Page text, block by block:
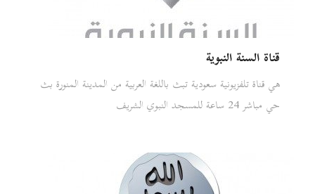
قناة السنة النبوية
هي قناة تلفزيونية سعودية تبث باللغة العربية من المدينة المنورة بث
حي مباشر 24 ساعة للمسجد النبوي الشريف